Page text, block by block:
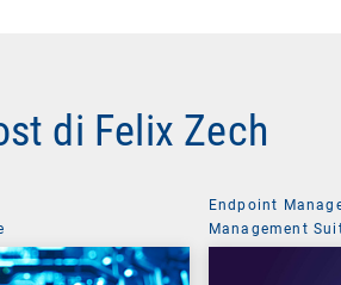
di Felix Zech
Endpoint
Management